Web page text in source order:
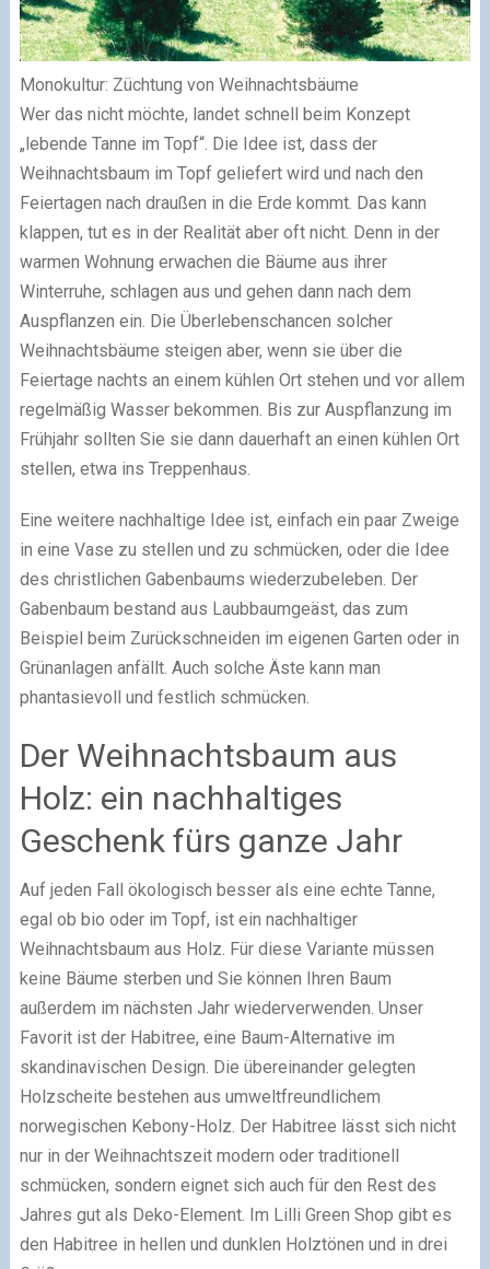
Monokultur: Züchtung von Weihnachtsbäume
Wer das nicht möchte, landet schnell beim Konzept
„lebende Tanne im Topf“. Die Idee ist, dass der
Weihnachtsbaum im Topf geliefert wird und nach den
Feiertagen nach draußen in die Erde kommt. Das kann
klappen, tut es in der Realität aber oft nicht. Denn in der
warmen Wohnung erwachen die Bäume aus ihrer
Winterruhe, schlagen aus und gehen dann nach dem
Auspflanzen ein. Die Überlebenschancen solcher
Weihnachtsbäume steigen aber, wenn sie über die
Feiertage nachts an einem kühlen Ort stehen und vor allem
regelmäßig Wasser bekommen. Bis zur Auspflanzung im
Frühjahr sollten Sie sie dann dauerhaft an einen kühlen Ort
stellen, etwa ins Treppenhaus.
Eine weitere nachhaltige Idee ist, einfach ein paar Zweige
in eine Vase zu stellen und zu schmücken, oder die Idee
des christlichen Gabenbaums wiederzubeleben. Der
Gabenbaum bestand aus Laubbaumgeäst, das zum
Beispiel beim Zurückschneiden im eigenen Garten oder in
Grünanlagen anfällt. Auch solche Äste kann man
phantasievoll und festlich schmücken.
Der Weihnachtsbaum aus
Holz: ein nachhaltiges
Geschenk fürs ganze Jahr
Auf jeden Fall ökologisch besser als eine echte Tanne,
egal ob bio oder im Topf, ist ein nachhaltiger
Weihnachtsbaum aus Holz. Für diese Variante müssen
keine Bäume sterben und Sie können Ihren Baum
außerdem im nächsten Jahr wiederverwenden. Unser
Favorit ist der Habitree, eine Baum-Alternative im
skandinavischen Design. Die übereinander gelegten
Holzscheite bestehen aus umweltfreundlichem
norwegischen Kebony-Holz. Der Habitree lässt sich nicht
nur in der Weihnachtszeit modern oder traditionell
schmücken, sondern eignet sich auch für den Rest des
Jahres gut als Deko-Element. Im Lilli Green Shop gibt es
den Habitree in hellen und dunklen Holztönen und in drei